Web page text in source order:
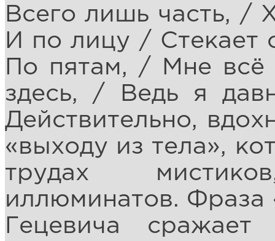
Всего лишь часть, /
И по лицу / Стекает
По пятам, / Мне
здесь, / Ведь я
Действительно,
«выходу из тела»,
трудах
иллюминатов. Фраза
Гецевича